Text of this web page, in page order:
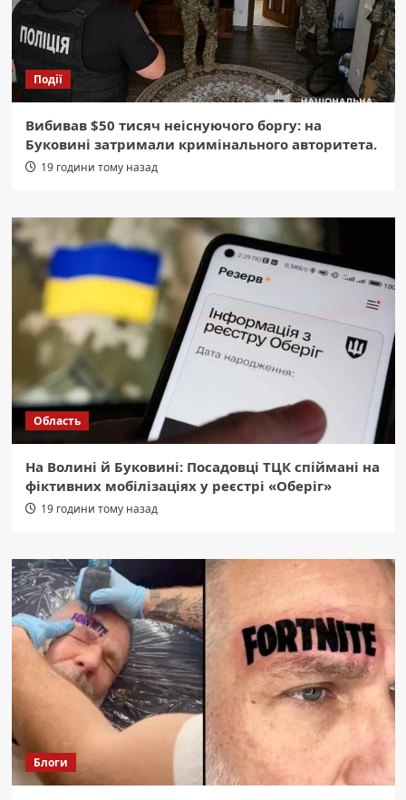
Події
Вибивав $50 тисяч неіснуючого боргу: на
Буковині затримали кримінального авторитета.
19 години тому назад
Область
На Волині й Буковині: Посадовці ТЦК спіймані на
фіктивних мобілізаціях у реєстрі «Оберіг»
19 години тому назад
Блоги